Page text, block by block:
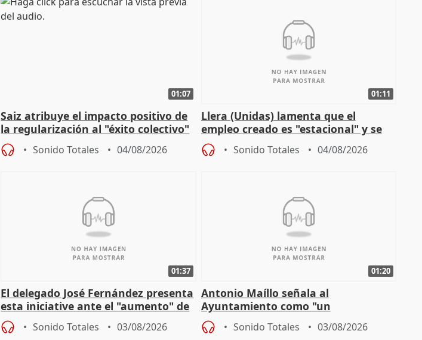
01:07
Saiz atribuye el impacto positivo de
la regularización al "éxito colectivo"
del Gobierno
Sonido Totales 04/08/2026
01:11
Llera (Unidas) lamenta que el
empleo creado es "estacional" y se
"esfumará" al acabar el verano
Sonido Totales 04/08/2026
01:37
El delegado José Fernández presenta
esta iniciative ante el "aumento" de
personas sin hogar en Madri
Sonido Totales 03/08/2026
01:20
Antonio Maíllo señala al
Ayuntamiento como "un
especulador más" sobre viviendas de
Jiménez Becerril
Sonido Totales 03/08/2026